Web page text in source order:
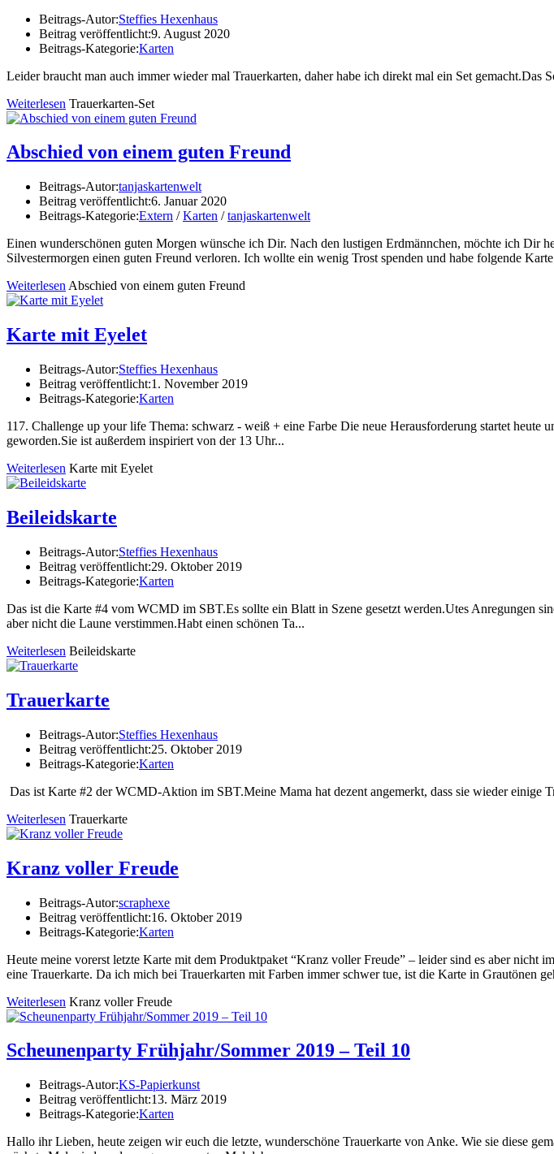
Beitrags-Autor:Steffies Hexenhaus
Beitrag veröffentlicht:9. August 2020
Beitrags-Kategorie:Karten
Leider braucht man auch immer wieder mal Trauerkarten, daher habe ich direkt mal ein Set
Weiterlesen Trauerkarten-Set
Abschied von einem guten Freund
Beitrags-Autor:tanjaskartenwelt
Beitrag veröffentlicht:6. Januar 2020
Beitrags-Kategorie:Extern / Karten / tanjaskartenwelt
Einen wunderschönen guten Morgen wünsche ich Dir. Nach den lustigen Erdmännchen, möchte ich Dir
Silvestermorgen einen guten Freund verloren. Ich wollte ein wenig Trost spenden und habe folgende
Weiterlesen Abschied von einem guten Freund
Karte mit Eyelet
Beitrags-Autor:Steffies Hexenhaus
Beitrag veröffentlicht:1. November 2019
Beitrags-Kategorie:Karten
117. Challenge up your life Thema: schwarz - weiß + eine Farbe Die neue Herausforderung startet
geworden.Sie ist außerdem inspiriert von der 13 Uhr...
Weiterlesen Karte mit Eyelet
Beileidskarte
Beitrags-Autor:Steffies Hexenhaus
Beitrag veröffentlicht:29. Oktober 2019
Beitrags-Kategorie:Karten
Das ist die Karte #4 vom WCMD im SBT.Es sollte ein Blatt in Szene gesetzt werden.Utes Anregungen
aber nicht die Laune verstimmen.Habt einen schönen Ta...
Weiterlesen Beileidskarte
Trauerkarte
Beitrags-Autor:Steffies Hexenhaus
Beitrag veröffentlicht:25. Oktober 2019
Beitrags-Kategorie:Karten
Das ist Karte #2 der WCMD-Aktion im SBT.Meine Mama hat dezent angemerkt, dass sie wieder
Weiterlesen Trauerkarte
Kranz voller Freude
Beitrags-Autor:scraphexe
Beitrag veröffentlicht:16. Oktober 2019
Beitrags-Kategorie:Karten
Heute meine vorerst letzte Karte mit dem Produktpaket “Kranz voller Freude” – leider sind es aber nicht
eine Trauerkarte. Da ich mich bei Trauerkarten mit Farben immer schwer tue, ist die Karte in Grautönen
Weiterlesen Kranz voller Freude
Scheunenparty Frühjahr/Sommer 2019 – Teil 10
Beitrags-Autor:KS-Papierkunst
Beitrag veröffentlicht:13. März 2019
Beitrags-Kategorie:Karten
Hallo ihr Lieben, heute zeigen wir euch die letzte, wunderschöne Trauerkarte von Anke. Wie sie diese